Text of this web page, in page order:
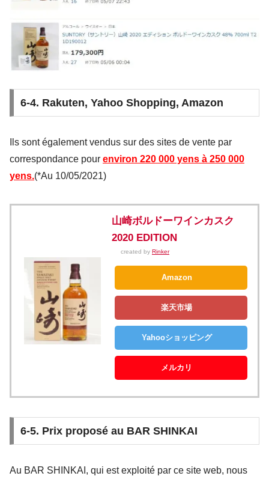
6-4. Rakuten, Yahoo Shopping, Amazon
Ils sont également vendus sur des sites de vente par
correspondance pour environ 220 000 yens à 250 000
yens.(*Au 10/05/2021)
山崎ボルドーワインカスク
2020 EDITION
created by Rinker
Amazon
楽天市場
Yahooショッピング
メルカリ
6-5. Prix proposé au BAR SHINKAI
Au BAR SHINKAI, qui est exploité par ce site web, nous